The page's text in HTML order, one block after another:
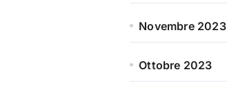
Novembre 2023
Ottobre 2023